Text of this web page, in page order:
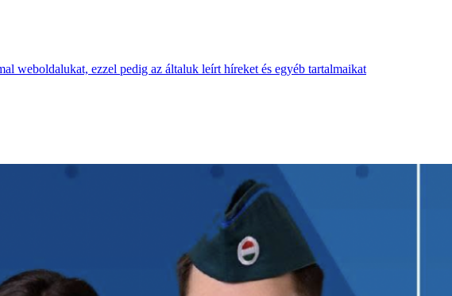
weboldalukat, ezzel pedig az általuk leírt híreket és egyéb tartalmaikat